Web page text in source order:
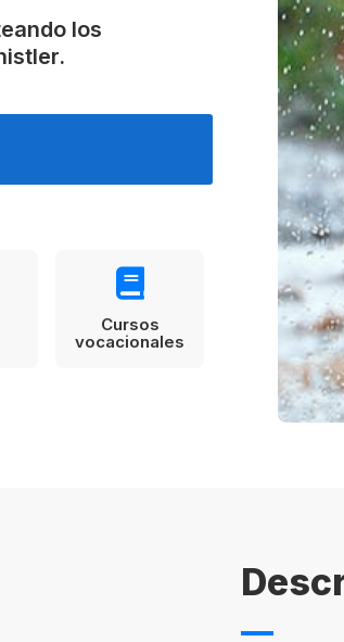
Estudia Business en Auckland
los
Cursos
vocacionales